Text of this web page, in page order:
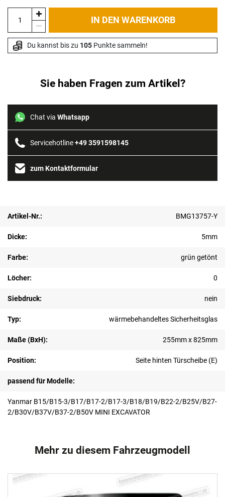
IN DEN WARENKORB
Du kannst bis zu 105 Punkte sammeln!
Sie haben Fragen zum Artikel?
Chat via Whatsapp
Servicehotline+49 3591598145
zum Kontaktformular
Artikel-Nr.: BMG13757-Y
Dicke: 5mm
Farbe: grün getönt
Löcher: 0
Siebdruck: nein
Typ: wärmebehandeltes Sicherheitsglas
Maße (BxH): 255mm x 825mm
Position: Seite hinten Türscheibe (E)
passend für Modelle:
Yanmar B15/B15-3/B17/B17-2/B17-3/B18/B19/B22-2/B25V/B27-
2/B30V/B37V/B37-2/B50V MINI EXCAVATOR
Mehr zu diesem Fahrzeugmodell